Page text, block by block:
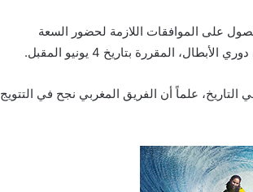
على الموافقات اللازمة لحضور السعة
المقررة بتاريخ 4 يونيو المقبل.
التاريخ، علماً أن الفريق المغربي نجح في التتويج